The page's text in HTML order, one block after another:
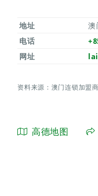
地址
澳
电话
网址
资料来源：澳门连锁加盟
高德地图